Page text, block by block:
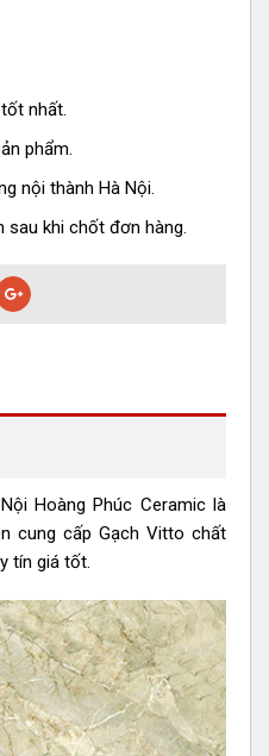
nhất.
phẩm.
nội thành Hà Nội.
sau khi chốt đơn hàng.
Hoàng Phúc Ceramic là
cung cấp Gạch Vitto chất
tín giá tốt.